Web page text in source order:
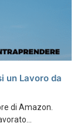
un Lavoro da
di Amazon.